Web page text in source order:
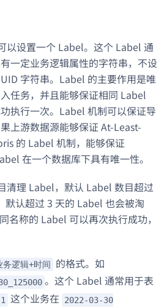
以设置一个 Label。这个 Label 通
一定业务逻辑属性的字符串，不设
字符串。Label 的主要作用是唯
任务，并且能够保证相同 Label
执行一次。Label 机制可以保证导
上游数据源能够保证 At-Least-
的 Label 机制，能够保证
在一个数据库下具有唯一性。
清理 Label，默认 Label 数目超过
默认超过 3 天的 Label 也会被淘
名称的 Label 可以再次执行成功，
务逻辑+时间 的格式。如
。这个 Label 通常用于表
这个业务在
2022-03-30